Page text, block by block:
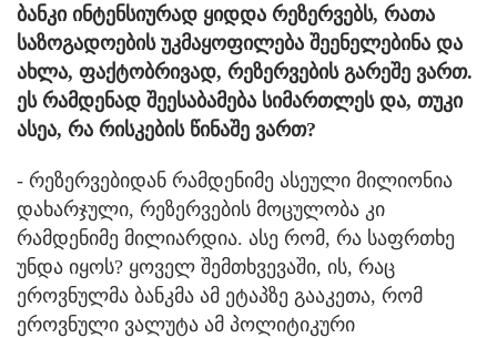
ბანკი ინტენსიურად ყიდდა რეზერვებს, რათა
საზოგადოების უკმაყოფილება შეენელებინა და
ახლა, ფაქტობრივად, რეზერვების გარეშე ვართ.
ეს რამდენად შეესაბამება სიმართლეს და, თუკი
ასეა, რა რისკების წინაშე ვართ?
- რეზერვებიდან რამდენიმე ასეული მილიონია
დახარჯული, რეზერვების მოცულობა კი
რამდენიმე მილიარდია. ასე რომ, რა საფრთხე
უნდა იყოს? ყოველ შემთხვევაში, ის, რაც
ეროვნულმა ბანკმა ამ ეტაპზე გააკეთა, რომ
ეროვნული ვალუტა ამ პოლიტიკური